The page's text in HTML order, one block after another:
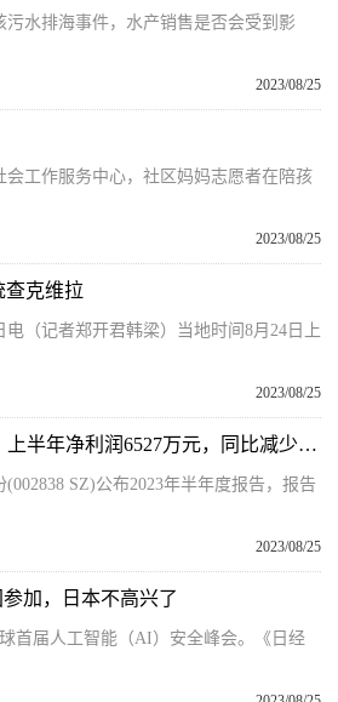
污水排海事件，水产销售是否会受到影
2023/08/25
会工作服务中心，社区妈妈志愿者在陪孩
2023/08/25
查克维拉
电（记者郑开君韩梁）当地时间8月24日上
2023/08/25
道恩股份(002838.SZ)：上半年净利润6527万元，同比减少29.51%
SZ)公布2023年半年度报告，报告
2023/08/25
加，日本不高兴了
首届人工智能（AI）安全峰会。《日经